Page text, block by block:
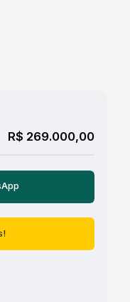
R$ 269.000,00